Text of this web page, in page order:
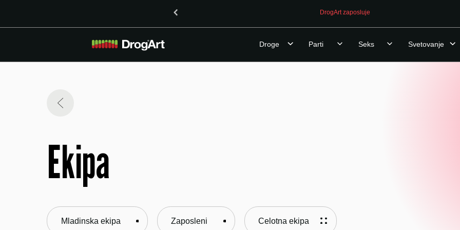
DrogArt zaposluje
Droge Parti Seks Svetovanje
Ekipa
Mladinska ekipa Zaposleni Celotna ekipa